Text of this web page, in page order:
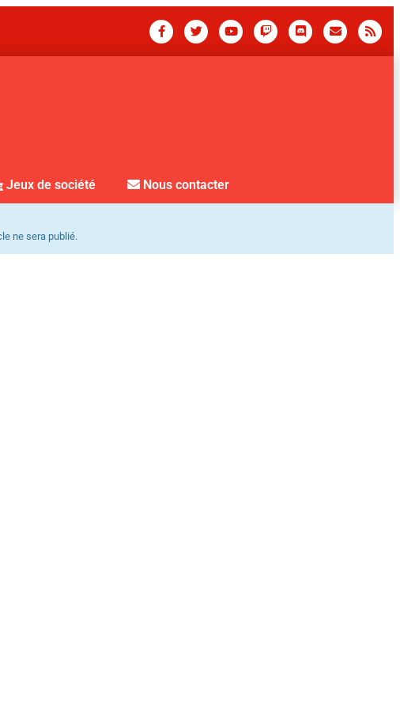
Jeux de société Nous contacter
ne sera publié.